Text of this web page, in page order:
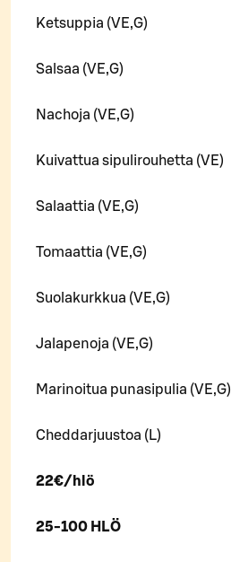
Ketsuppia (VE,G)
Salsaa (VE,G)
Nachoja (VE,G)
Kuivattua sipulirouhetta (VE)
Salaattia (VE,G)
Tomaattia (VE,G)
Suolakurkkua (VE,G)
Jalapenoja (VE,G)
Marinoitua punasipulia (VE,G)
Cheddarjuustoa (L)
22€/hlö
25-100 HLÖ